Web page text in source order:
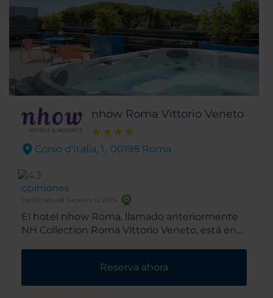
nhow Roma Vittorio Veneto
Corso d'Italia, 1,. 00198 Roma
opiniones
Certificado de Excelencia 2025
El hotel nhow Roma, llamado anteriormente
NH Collection Roma Vittorio Veneto, está en
italiana, Via Veneto, además de otros lugares
turísticos como el Parque de Villa Borghese, la
Reserva ahora